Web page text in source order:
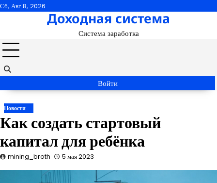
Перейти
Сб, Авг 8, 2026
Доходная система
Система заработка
Войти
Новости
Как создать стартовый
капитал для ребёнка
mining_broth 5 мая 2023